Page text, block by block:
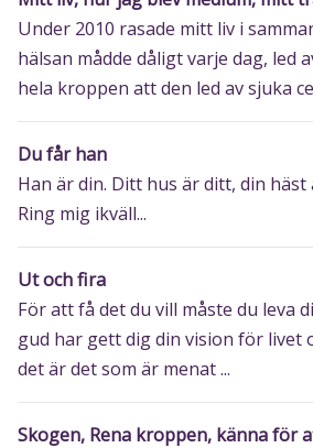
Under 2010 rasade mitt liv i
hälsan mådde dåligt varje dag, led
hela kroppen att den led av sjuka
Du får han
Han är din. Ditt hus är ditt, din häst
Ring mig ikväll...
Ut och fira
För att få det du vill måste du leva
gud har gett dig din vision för livet
det är det som är menat ...
Skogen, Rena kroppen, känna för